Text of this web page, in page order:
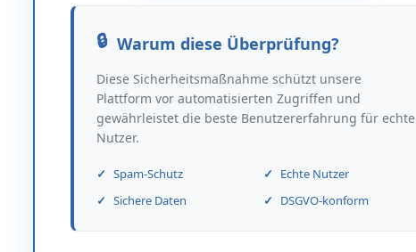
Warum diese Überprüfung?
Diese Sicherheitsmaßnahme schützt unsere
Plattform vor automatisierten Zugriffen und
gewährleistet die beste Benutzererfahrung für echte
Nutzer.
Spam-Schutz
Echte Nutzer
Sichere Daten
DSGVO-konform